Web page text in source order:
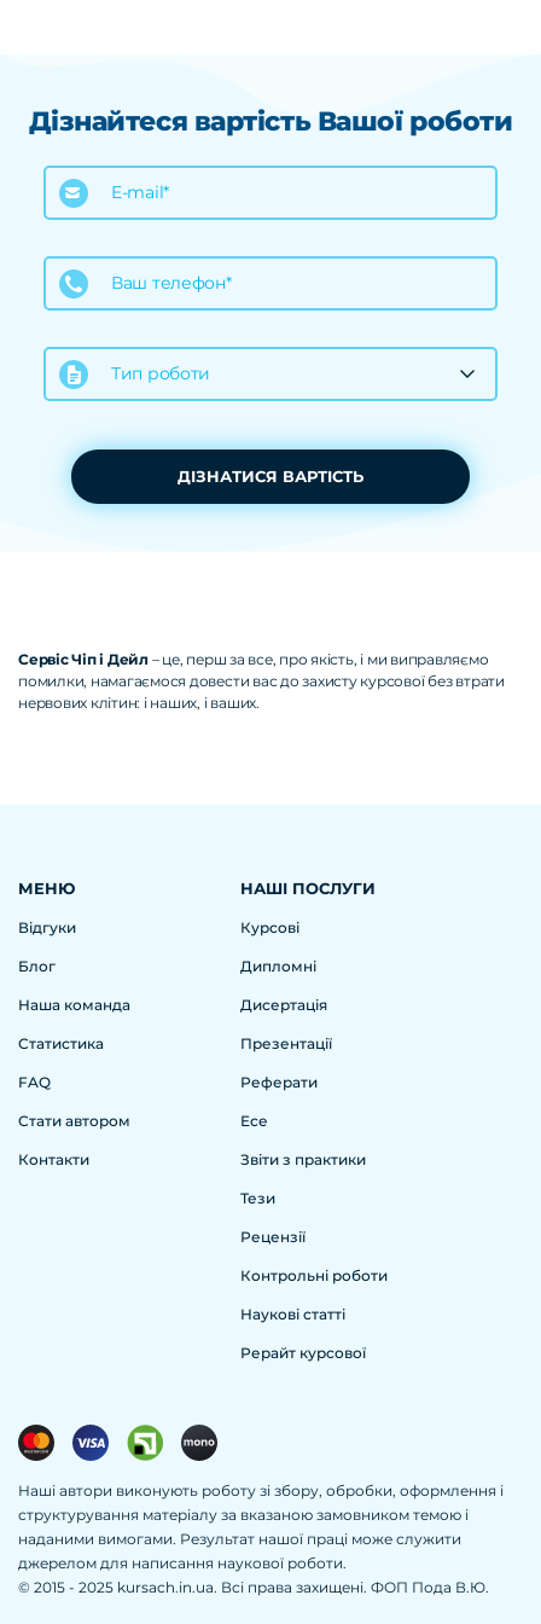
Дізнайтеся вартість Вашої роботи
E-mail*
Ваш телефон*
Тип роботи
ДІЗНАТИСЯ ВАРТІСТЬ
Сервіс Чіп і Дейл– це, перш за все, про якість, і ми виправляємо
помилки, намагаємося довести вас до захисту курсової без втрати
нервових клітин: і наших, і ваших.
МЕНЮ
Відгуки
Блог
Наша команда
Статистика
FAQ
Стати автором
Контакти
НАШІ ПОСЛУГИ
Курсові
Дипломні
Дисертація
Презентації
Реферати
Есе
Звіти з практики
Тези
Рецензії
Контрольні роботи
Наукові статті
Рерайт курсової
Наші автори виконують роботу зі збору, обробки, оформлення і
структурування матеріалу за вказаною замовником темою і
наданими вимогами. Результат нашої праці може служити
джерелом для написання наукової роботи.
© 2015 - 2025 kursach.in.ua. Всі права захищені. ФОП Пода В.Ю.